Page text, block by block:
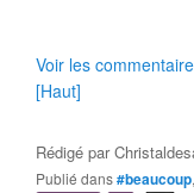
Voir les
[Haut]
Rédigé par
Publié dans#beaucoup,